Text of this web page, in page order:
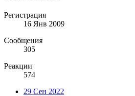
Регистрация
16 Янв 2009
Сообщения
305
Реакции
574
29 Сен 2022